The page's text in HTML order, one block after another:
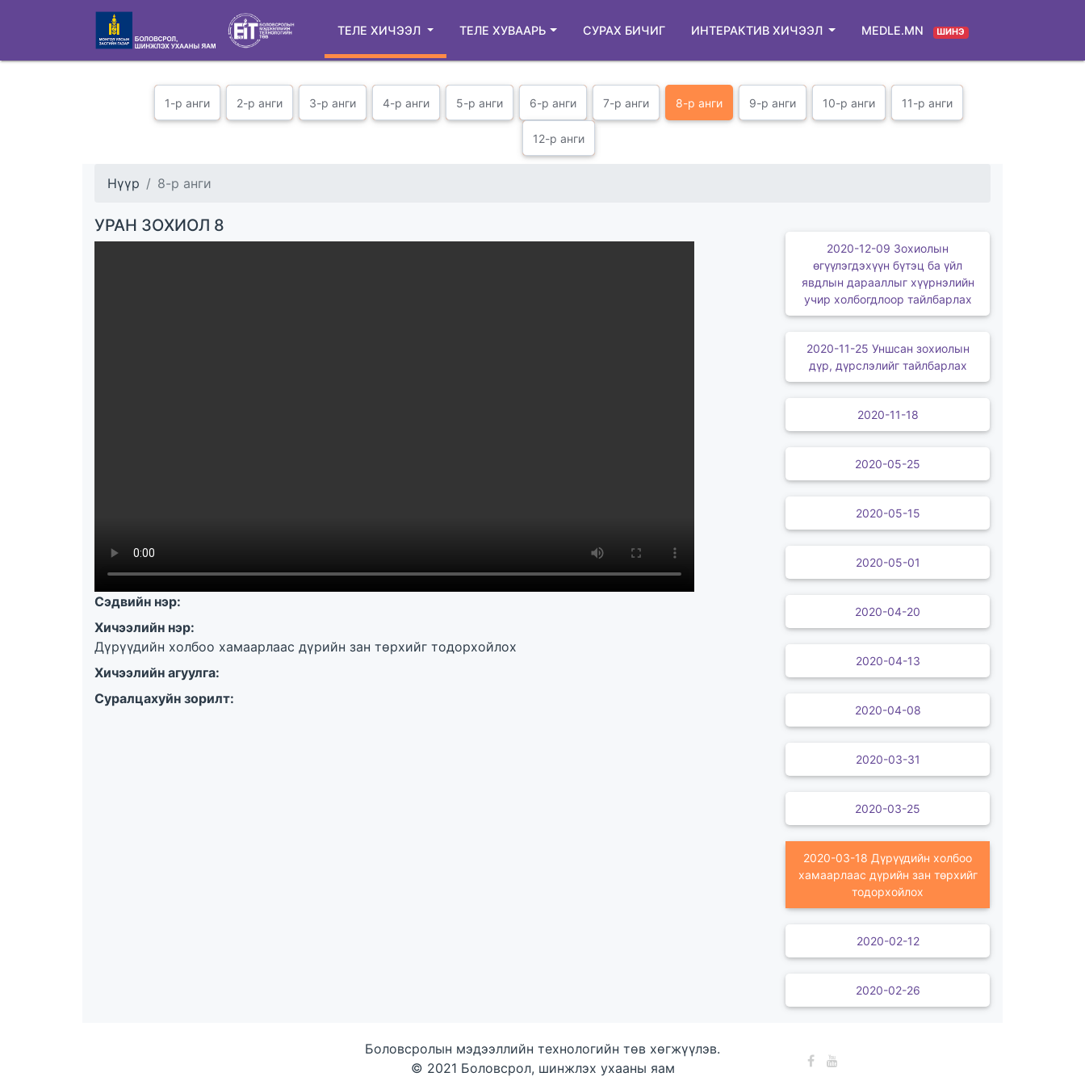
ТЕЛЕ ХИЧЭЭЛ ТЕЛЕ ХУВААРЬ СУРАХ БИЧИГ ИНТЕРАКТИВ ХИЧЭЭЛ MEDLE.MN ШИНЭ
1-р анги 2-р анги 3-р анги 4-р анги 5-р анги 6-р анги 7-р анги 8-р анги 9-р анги 10-р анги 11-р анги
12-р анги
Нүүр 8-р анги
УРАН ЗОХИОЛ 8
Сэдвийн нэр:
Хичээлийн нэр:
Дүрүүдийн холбоо хамаарлаас дүрийн зан төрхийг тодорхойлох
Хичээлийн агуулга:
Суралцахуйн зорилт:
2020-12-09 Зохиолын
өгүүлэгдэхүүн бүтэц ба үйл
явдлын дарааллыг хүүрнэлийн
учир холбогдлоор тайлбарлах
2020-11-25 Уншсан зохиолын
дүр, дүрслэлийг тайлбарлах
2020-11-18
2020-05-25
2020-05-15
2020-05-01
2020-04-20
2020-04-13
2020-04-08
2020-03-31
2020-03-25
2020-03-18 Дүрүүдийн холбоо
хамаарлаас дүрийн зан төрхийг
тодорхойлох
2020-02-12
2020-02-26
Боловсролын мэдээллийн технологийн төв хөгжүүлэв.
© 2021 Боловсрол, шинжлэх ухааны яам